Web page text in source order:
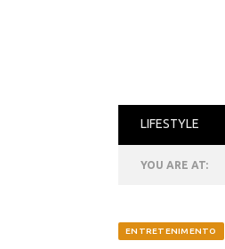
LIFESTYLE
YOU ARE AT:
ENTRETENIMENTO